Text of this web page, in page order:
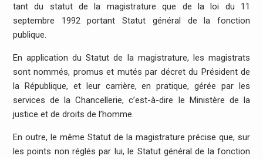
tant du statut de la magistrature que de la loi du 11
septembre 1992 portant Statut général de la fonction
publique.
En application du Statut de la magistrature, les magistrats
sont nommés, promus et mutés par décret du Président de
la République, et leur carrière, en pratique, gérée par les
services de la Chancellerie, c’est-à-dire le Ministère de la
justice et de droits de l’homme.
En outre, le même Statut de la magistrature précise que, sur
les points non réglés par lui, le Statut général de la fonction